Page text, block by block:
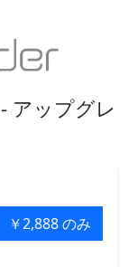
アップグレ
￥2,888 のみ